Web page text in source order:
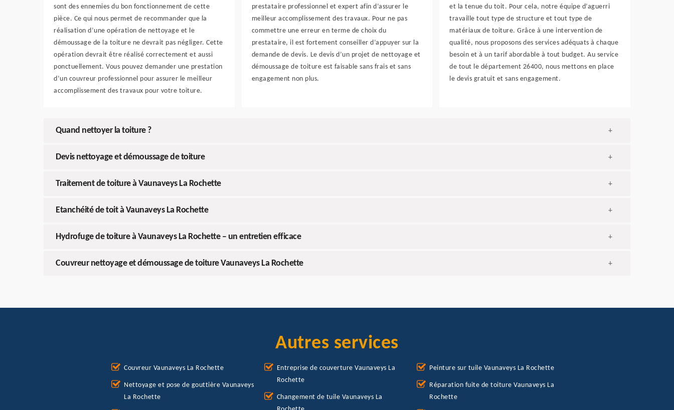
sont des ennemies du bon fonctionnement de cette
pièce. Ce qui nous permet de recommander que la
réalisation d’une opération de nettoyage et le
démoussage de la toiture ne devrait pas négliger. Cette
opération devrait être réalisé correctement et aussi
ponctuellement. Vous pouvez demander une prestation
d’un couvreur professionnel pour assurer le meilleur
accomplissement des travaux pour votre toiture.
prestataire professionnel et expert afin d’assurer le
meilleur accomplissement des travaux. Pour ne pas
commettre une erreur en terme de choix du
prestataire, il est fortement conseiller d’appuyer sur la
demande de devis. Le devis d’un projet de nettoyage et
démoussage de toiture est faisable sans frais et sans
engagement non plus.
et la tenue du toit. Pour cela, notre équipe d’aguerri
travaille tout type de structure et tout type de
matériaux de toiture. Grâce à une intervention de
qualité, nous proposons des services adéquats à chaque
besoin et à un tarif abordable à tout budget. Au service
de tout le département 26400, nous mettons en place
le devis gratuit et sans engagement.
Quand nettoyer la toiture ? +
Devis nettoyage et démoussage de toiture +
Traitement de toiture à Vaunaveys La Rochette +
Etanchéité de toit à Vaunaveys La Rochette +
Hydrofuge de toiture à Vaunaveys La Rochette – un entretien efficace +
Couvreur nettoyage et démoussage de toiture Vaunaveys La Rochette +
Autres services
Couvreur Vaunaveys La Rochette
Nettoyage et pose de gouttière Vaunaveys
La Rochette
Entreprise de couverture Vaunaveys La
Rochette
Changement de tuile Vaunaveys La
Peinture sur tuile Vaunaveys La Rochette
Réparation fuite de toiture Vaunaveys La
Rochette